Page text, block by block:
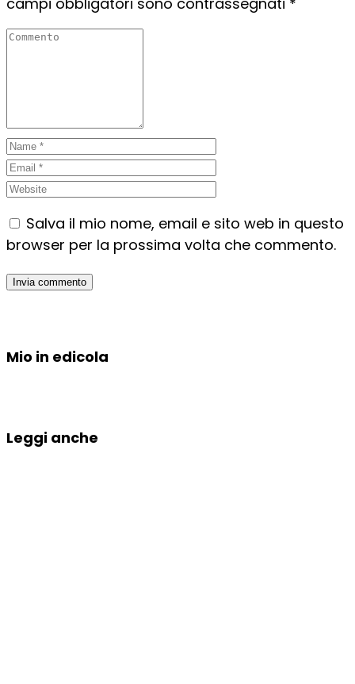
Salva il mio nome, email e sito web in questo
browser per la prossima volta che commento.
Mio in edicola
Leggi anche